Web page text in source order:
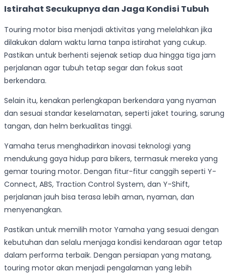
Istirahat Secukupnya dan Jaga Kondisi Tubuh
Touring motor bisa menjadi aktivitas yang melelahkan jika
dilakukan dalam waktu lama tanpa istirahat yang cukup.
Pastikan untuk berhenti sejenak setiap dua hingga tiga jam
perjalanan agar tubuh tetap segar dan fokus saat
berkendara.
Selain itu, kenakan perlengkapan berkendara yang nyaman
dan sesuai standar keselamatan, seperti jaket touring, sarung
tangan, dan helm berkualitas tinggi.
Yamaha terus menghadirkan inovasi teknologi yang
mendukung gaya hidup para bikers, termasuk mereka yang
gemar touring motor. Dengan fitur-fitur canggih seperti Y-
Connect, ABS, Traction Control System, dan Y-Shift,
perjalanan jauh bisa terasa lebih aman, nyaman, dan
menyenangkan.
Pastikan untuk memilih motor Yamaha yang sesuai dengan
kebutuhan dan selalu menjaga kondisi kendaraan agar tetap
dalam performa terbaik. Dengan persiapan yang matang,
touring motor akan menjadi pengalaman yang lebih